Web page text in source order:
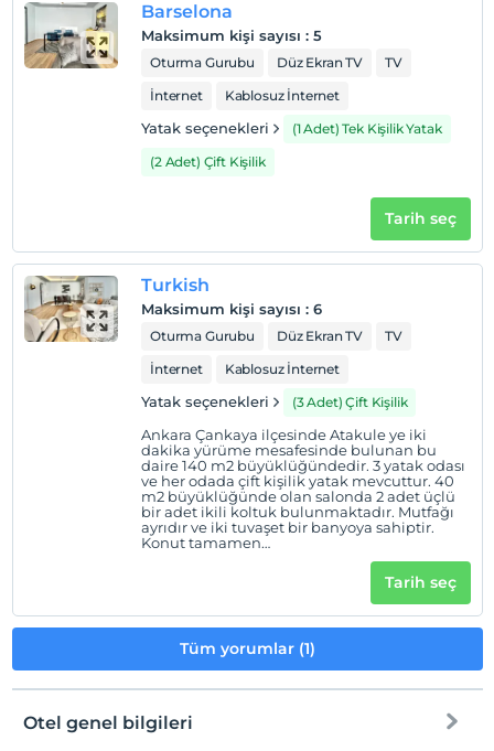
Check/out
En geç saat 12:00 ve öncesi
Evcil hayvan kabul edilmemektedir.
Odalarda sigara içilmez
Tesise 15:00 – 23:00 saatleri arasında giriş yapılabilir. Bu
Çocuklar
0 yaşına kadar olan bebekler ücretsizdir.
Her bir oda için 12 yaşına kadar 1 çocuk ücretsizdir
Barselona
Maksimum kişi sayısı : 5
Oturma Gurubu Düz Ekran TV
TV
İnternet
Kablosuz İnternet
Yatak seçenekleri
(1 Adet) Tek Kişilik Yatak
(2 Adet) Çift Kişilik
Tarih seç
Turkish
Maksimum kişi sayısı : 6
Oturma Gurubu Düz Ekran TV
TV
İnternet
Kablosuz İnternet
Yatak seçenekleri (3 Adet) Çift Kişilik
Ankara Çankaya ilçesinde Atakule ye iki
dakika yürüme mesafesinde bulunan bu
daire 140 m2 büyüklüğündedir. 3 yatak odası
ve her odada çift kişilik yatak mevcuttur. 40
m2 büyüklüğünde olan salonda 2 adet üçlü
bir adet ikili koltuk bulunmaktadır. Mutfağı
ayrıdır ve iki tuvaşet bir banyoya sahiptir.
Konut tamamen
donanımlıdır(Televizyon,buzdolabı,çamaşır
ve bulaşık makinası, elektrik süpürgesi, saç
kurutma makinası, ütü, ütü masası, çamaşır
askısı,su ısıtıcısı ve bir evde olması gereken
bütün mutfak eşyaları). Isıtması kombilidir.
marketler,restaurantlar ve eğlence mekanları
için çok yoğun olmamakla birlikte
apartmanın açık otoparkı mevcuttur. Bina
Tarih seç
Tüm yorumlar (1)
Otel genel bilgileri